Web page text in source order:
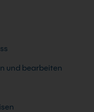
und bearbeiten